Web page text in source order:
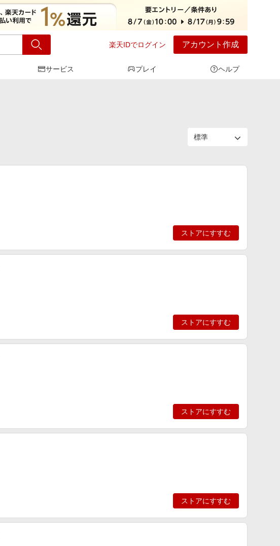
楽天IDでログイン アカウント作成
サービス プレイ ヘルプ
ストアにすすむ
ストアにすすむ
ストアにすすむ
ストアにすすむ